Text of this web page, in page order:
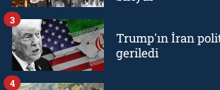
Trump'ın İran
geriledi
3
4